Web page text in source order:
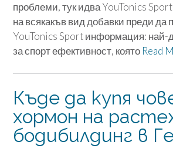
проблеми, тук идва YouTonics
на всякакъв вид добавки преди да
YouTonics Sport информация: най-
за спорт ефективност, която Read
Къде да купя
хормон на
бодибилдинг в